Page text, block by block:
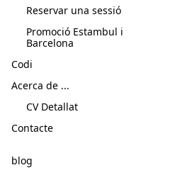
Reservar una sessió
Promoció Estambul i
Barcelona
Codi
Acerca de ...
CV Detallat
Contacte
blog